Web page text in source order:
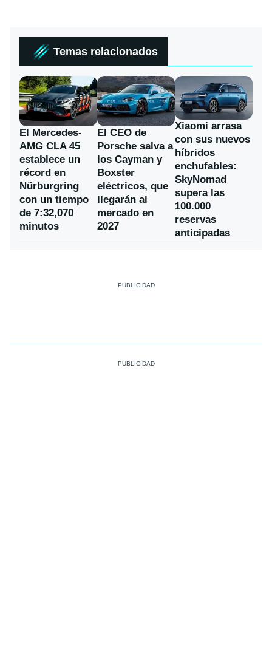
Temas relacionados
El Mercedes-
AMG CLA 45
establece un
récord en
Nürburgring
con un tiempo
de 7:32,070
minutos
El CEO de
Porsche salva a
los Cayman y
Boxster
eléctricos, que
llegarán al
mercado en
2027
Xiaomi arrasa
con sus nuevos
híbridos
enchufables:
SkyNomad
supera las
100.000
reservas
anticipadas